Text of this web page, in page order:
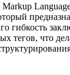
гибкость
тегов, что